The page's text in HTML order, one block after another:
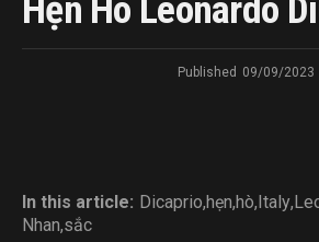
Hẹn Hò Leonardo
Published 09/09/2023
In this article: Dicaprio,hẹn,hò,Italy,
Nhan,sắc